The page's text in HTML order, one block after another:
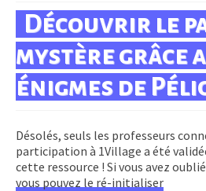
Découvrir le
mystère grâce
énigmes de
Désolés, seuls les professeurs
participation à 1Village a été
cette ressource ! Si vous avez
vous pouvez le ré-initialiser